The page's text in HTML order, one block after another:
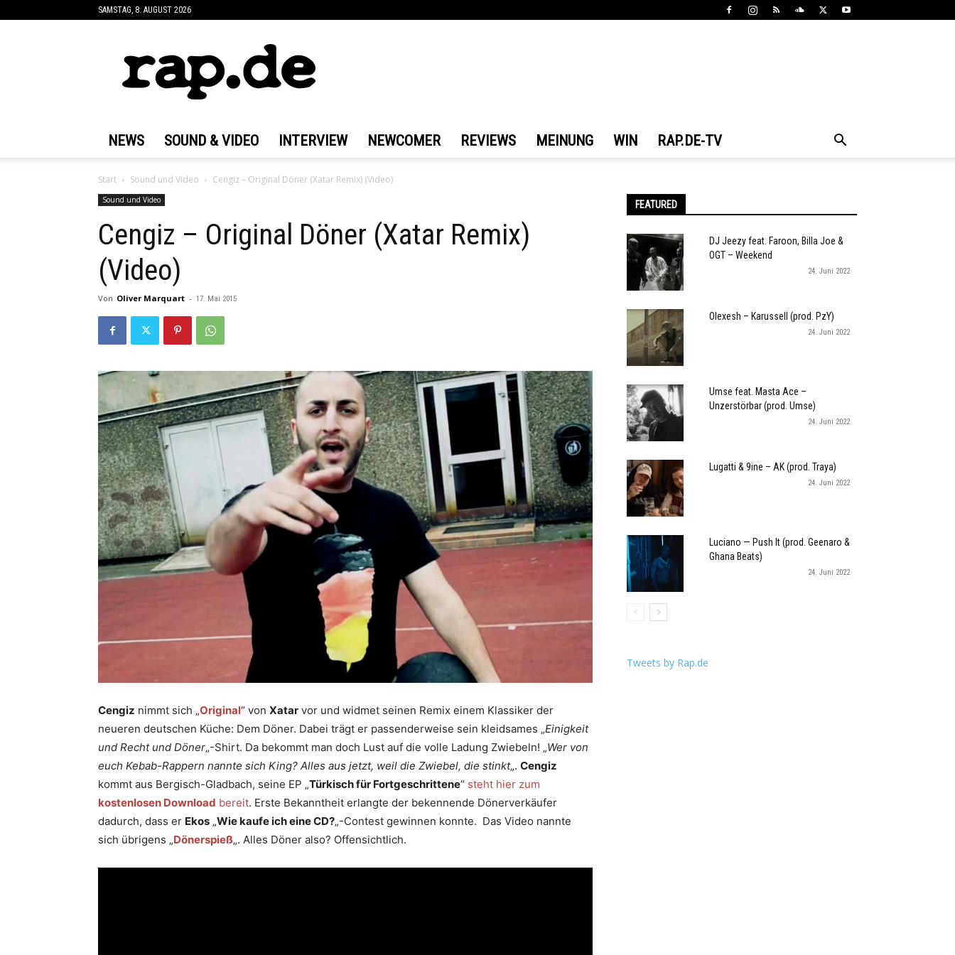
SAMSTAG, 8. AUGUST 2026
NEWS SOUND & VIDEO INTERVIEW NEWCOMER REVIEWS MEINUNG WIN RAP.DE-TV
Start Sound und Video Cengiz – Original Döner (Xatar Remix) (Video)
Sound und Video
Cengiz – Original Döner (Xatar Remix)
(Video)
Von Oliver Marquart - 17. Mai 2015
Cengiz nimmt sich „Original“ von Xatar vor und widmet seinen Remix einem Klassiker der
neueren deutschen Küche: Dem Döner. Dabei trägt er passenderweise sein kleidsames „Einigkeit
und Recht und Döner„-Shirt. Da bekommt man doch Lust auf die volle Ladung Zwiebeln! „Wer von
euch Kebab-Rappern nannte sich King? Alles aus jetzt, weil die Zwiebel, die stinkt„. Cengiz
kommt aus Bergisch-Gladbach, seine EP „Türkisch für Fortgeschrittene“ steht hier zum
kostenlosen Download bereit. Erste Bekanntheit erlangte der bekennende Dönerverkäufer
dadurch, dass er Ekos „Wie kaufe ich eine CD?„-Contest gewinnen konnte. Das Video nannte
sich übrigens „Dönerspieß„. Alles Döner also? Offensichtlich.
FEATURED
DJ Jeezy feat. Faroon, Billa Joe &
OGT – Weekend
24. Juni 2022
Olexesh – Karussell (prod. PzY)
24. Juni 2022
Umse feat. Masta Ace –
Unzerstörbar (prod. Umse)
24. Juni 2022
Lugatti & 9ine – AK (prod. Traya)
24. Juni 2022
Luciano — Push It (prod. Geenaro &
Ghana Beats)
24. Juni 2022
Tweets by Rap.de